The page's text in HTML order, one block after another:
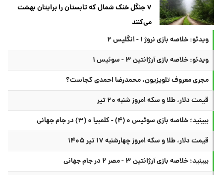
۷ جنگل خنک شمال که تابستان را برایتان بهشت
می‌کنند
ویدئو: خلاصه بازی نروژ ۱ - انگلیس ۲
ویدئو: خلاصه بازی آرژانتین ۳ - سوئیس ۱
مجری معروف تلویزیون، محمدرضا احمدی کجاست؟
قیمت دلار، طلا و سکه امروز شنبه ۲۰ تیر
ببینید؛ خلاصه بازی سوئیس ۰ (۴) - کلمبیا ۰ (۳) در جام جهانی
قیمت دلار، طلا و سکه امروز چهارشنبه ۱۷ تیر ۱۴۰۵
ببینید؛ خلاصه بازی آرژانتین ۳ - مصر ۲ در جام جهانی